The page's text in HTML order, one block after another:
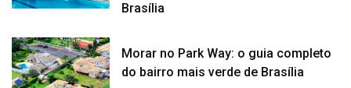
Brasília
Morar no Park Way: o guia completo
do bairro mais verde de Brasília